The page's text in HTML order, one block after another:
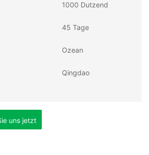
1000 Dutzend
45 Tage
Ozean
Qingdao
uns jetzt